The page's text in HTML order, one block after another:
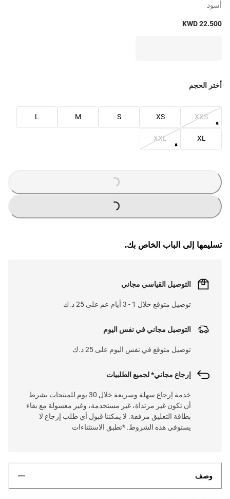
أسود
KWD 22.500
أختر الحجم
XXS
XS
S
M
L
XL
XXL
G
.
G
.
تسليمها إلى الباب الخاص بك.
التوصيل القياسي مجاني
توصيل متوقع خلال 1 - 3 أيام عم على 25 د.ك
التوصيل مجاني في نفس اليوم
توصيل متوقع في نفس اليوم على 25 د.ك
إرجاع مجاني* لجميع الطلبيات
خدمة إرجاع سهلة وسريعة خلال 30 يوم للمنتجات بشرط
أن تكون غير مرتداة، غير مستخدمة، وغير مغسولة مع بقاء
بطاقة التعليق مرفقة. لا يمكننا قبول أي طلب إرجاع لا
يستوفي هذه الشروط. *تطبق الاستثناءات
وصف